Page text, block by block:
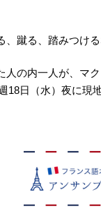
蹴る、踏みつけ
人の内一人が、マ
18日（水）夜に